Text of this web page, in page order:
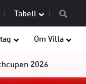
Tabell
Om Villa
2026